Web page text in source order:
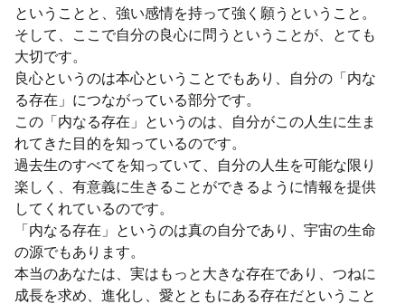
ということと、強い感情を持って強く願うということ。
そして、ここで自分の良心に問うということが、とても
大切です。
良心というのは本心ということでもあり、自分の「内な
る存在」につながっている部分です。
この「内なる存在」というのは、自分がこの人生に生ま
れてきた目的を知っているのです。
過去生のすべてを知っていて、自分の人生を可能な限り
楽しく、有意義に生きることができるように情報を提供
してくれているのです。
「内なる存在」というのは真の自分であり、宇宙の生命
の源でもあります。
本当のあなたは、実はもっと大きな存在であり、つねに
成長を求め、進化し、愛とともにある存在だということ